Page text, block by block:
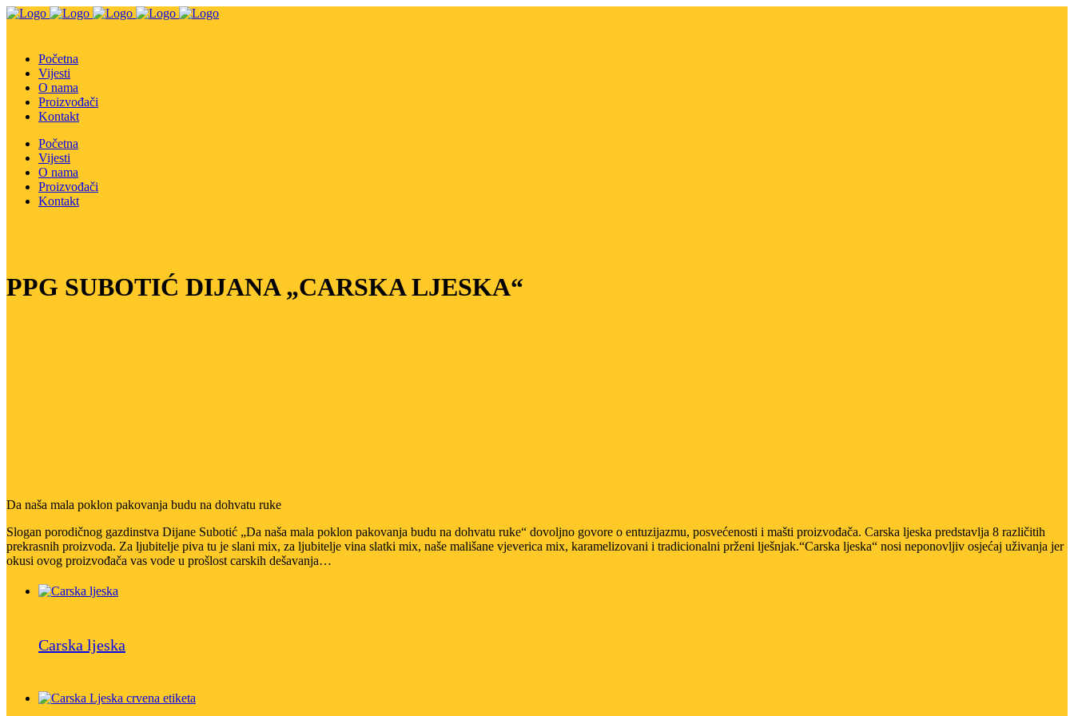
Početna
Vijesti
O nama
Proizvođači
Kontakt
Početna
Vijesti
O nama
Proizvođači
Kontakt
PPG SUBOTIĆ DIJANA „CARSKA LJESKA“
Da naša mala poklon pakovanja budu na dohvatu ruke
Slogan porodičnog gazdinstva Dijane Subotić „Da naša mala poklon pakovanja budu na dohvatu ruke“ dovoljno govore o entuzijazmu, posvećenosti i mašti proizvođača. Carska ljeska predstavlja 8 različitih
prekrasnih proizvoda. Za ljubitelje piva tu je slani mix, za ljubitelje vina slatki mix, naše mališane vjeverica mix, karamelizovani i tradicionalni prženi lješnjak.“Carska ljeska“ nosi neponovljiv osjećaj uživanja jer
okusi ovog proizvođača vas vode u prošlost carskih dešavanja…
Carska ljeska